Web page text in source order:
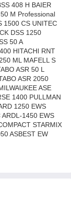
408 H BAIER
M Professional
1500 CS UNITEC
DSS 1250
50 A
HITACHI RNT
ML MAFELL S
ASR 50 L
ASR 2050
ASE
1400 PULLMAN
1250 EWS
ARDL-1450 EWS
STARMIX
ASBEST EW